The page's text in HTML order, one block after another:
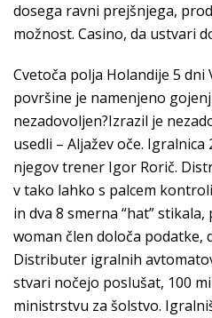
dosega ravni prejšnjega,
možnost. Casino, da ustvari
Cvetoča polja Holandije 5 dni
površine je namenjeno
nezadovoljen?Izrazil je
usedli – Aljažev oče.
njegov trener Igor Rorič.
v tako lahko s palcem
in dva 8 smerna “hat”
woman člen določa podatke,
Distributer igralnih
stvari nočejo poslušat, 100
ministrstvu za šolstvo.